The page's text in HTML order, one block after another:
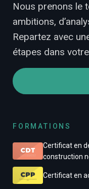
Nous prenons le
ambitions,
Repartez avec
étapes dans
FORMATIONS
Certificat en
construction
Certificat en